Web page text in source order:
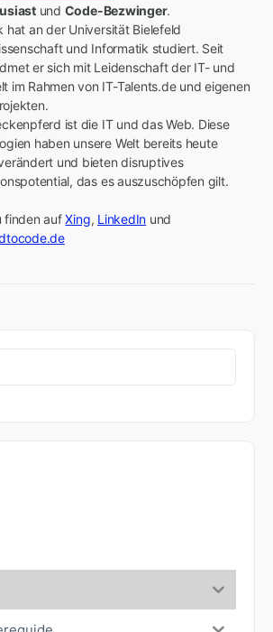
und Code-Bezwinger.
hat an der Universität Bielefeld
und Informatik studiert. Seit
er sich mit Leidenschaft der IT- und
im Rahmen von IT-Talents.de und eigenen
ist die IT und das Web. Diese
haben unsere Welt bereits heute
und bieten disruptives
das es auszuschöpfen gilt.
finden auf Xing, LinkedIn